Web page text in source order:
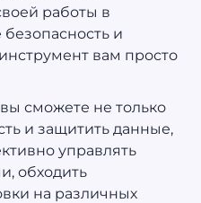
работы в
и
вам просто
сможете не только
и защитить данные,
управлять
обходить
на различных